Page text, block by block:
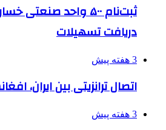
ثبت‌نام ۵۰۰ واحد
دریافت تسهیلات
3 هفته پیش
اتصال ترانزیتی بین ایران،
3 هفته پیش